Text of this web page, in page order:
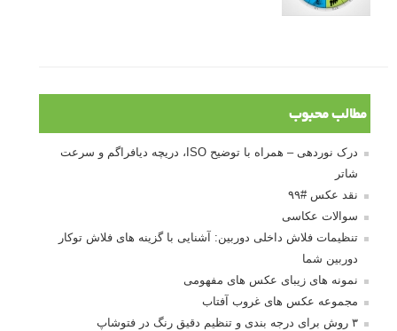
مطالب محبوب
درک نوردهی – همراه با توضیح ISO، دریچه دیافراگم و سرعت
شاتر
نقد عکس #۹۹
سوالات عکاسی
تنظیمات فلاش داخلی دوربین: آشنایی با گزینه های فلاش توکار
دوربین شما
نمونه های زیبای عکس های مفهومی
مجموعه عکس های غروب آفتاب
۳ روش برای درجه بندی و تنظیم دقیق رنگ در فتوشاپ